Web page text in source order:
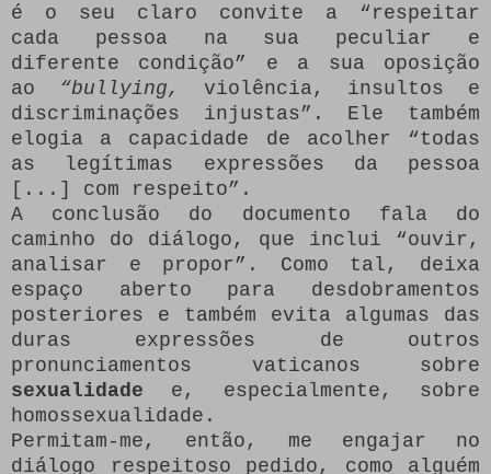
é o seu claro convite a “respeitar
cada pessoa na sua peculiar e
diferente condição” e a sua oposição
ao
“bullying,
violência, insultos e
discriminações injustas”. Ele também
elogia a capacidade de acolher “todas
as legítimas expressões da pessoa
[...] com respeito”.
A conclusão do documento fala do
caminho do diálogo, que inclui “ouvir,
analisar e propor”. Como tal, deixa
espaço aberto para desdobramentos
posteriores e também evita algumas das
duras expressões de outros
pronunciamentos vaticanos sobre
sexualidade e, especialmente, sobre
homossexualidade.
Permitam-me, então, me engajar no
diálogo respeitoso pedido, como alguém